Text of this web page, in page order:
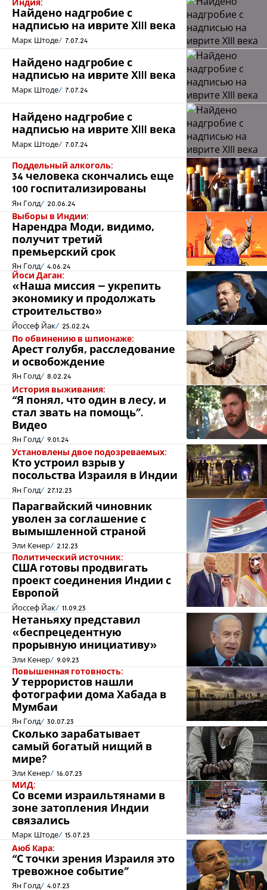
Индия:
Найдено надгробие с
надписью на иврите XIII века
Марк Штоде 7.07.24
Найдено надгробие с
надписью на иврите XIII века
Марк Штоде 7.07.24
Найдено надгробие с
надписью на иврите XIII века
Марк Штоде 7.07.24
Поддельный алкоголь:
34 человека скончались еще
100 госпитализированы
Ян Голд 20.06.24
Выборы в Индии:
Нарендра Моди, видимо,
получит третий
премьерский срок
Ян Голд 4.06.24
Йоси Даган:
«Наша миссия – укрепить
экономику и продолжать
строительство»
Йоссеф Йак 25.02.24
По обвинению в шпионаже:
Арест голубя, расследование
и освобождение
Ян Голд 8.02.24
История выживания:
“Я понял, что один в лесу, и
стал звать на помощь”.
Видео
Ян Голд 9.01.24
Установлены двое подозреваемых:
Кто устроил взрыв у
посольства Израиля в Индии
Ян Голд 27.12.23
Парагвайский чиновник
уволен за соглашение с
вымышленной страной
Эли Кенер 2.12.23
Политический источник:
США готовы продвигать
проект соединения Индии с
Европой
Йоссеф Йак 11.09.23
Нетаньяху представил
«беспрецедентную
прорывную инициативу»
Эли Кенер 9.09.23
Повышенная готовность:
У террористов нашли
фотографии дома Хабада в
Мумбаи
Ян Голд 30.07.23
Сколько зарабатывает
самый богатый нищий в
мире?
Эли Кенер 16.07.23
МИД:
Со всеми израильтянами в
зоне затопления Индии
связались
Марк Штоде 15.07.23
Аюб Кара:
“С точки зрения Израиля это
тревожное событие”
Ян Голд 4.07.23